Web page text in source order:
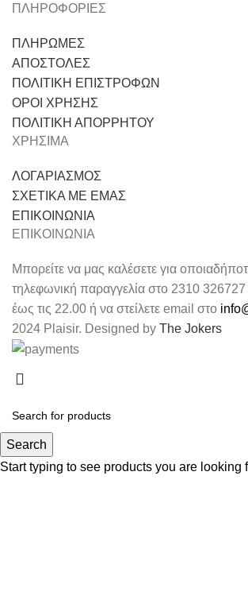
ΠΛΗΡΟΦΟΡΙΕΣ
ΠΛΗΡΩΜΕΣ
ΑΠΟΣΤΟΛΕΣ
ΠΟΛΙΤΙΚΗ ΕΠΙΣΤΡΟΦΩΝ
ΟΡΟΙ ΧΡΗΣΗΣ
ΠΟΛΙΤΙΚΗ ΑΠΟΡΡΗΤΟΥ
ΧΡΗΣΙΜΑ
ΛΟΓΑΡΙΑΣΜΟΣ
ΣΧΕΤΙΚΑ ΜΕ ΕΜΑΣ
ΕΠΙΚΟΙΝΩΝΙΑ
ΕΠΙΚΟΙΝΩΝΙΑ
Μπορείτε να μας καλέσετε για
τηλεφωνική παραγγελία στο 2310
έως τις 22.00 ή να στείλετε email στο
2024 Plaisir. Designed by The Jokers
Search
Start typing to see products you are looking